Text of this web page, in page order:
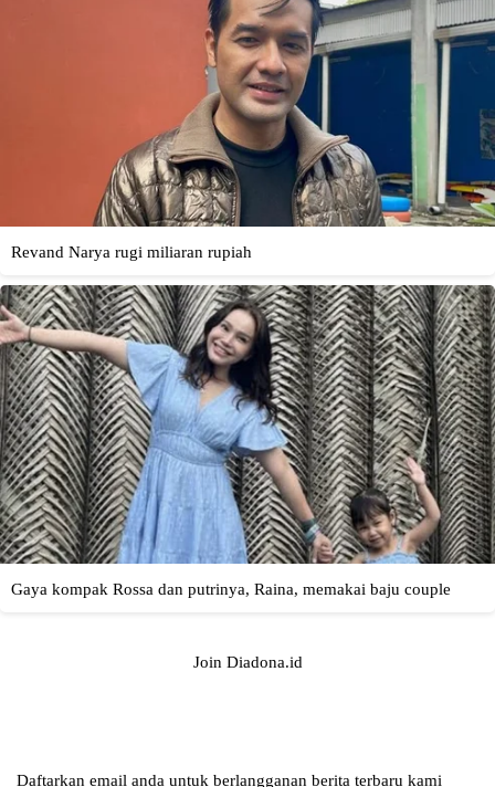
Join Diadona.id
Daftarkan email anda untuk berlangganan berita terbaru kami